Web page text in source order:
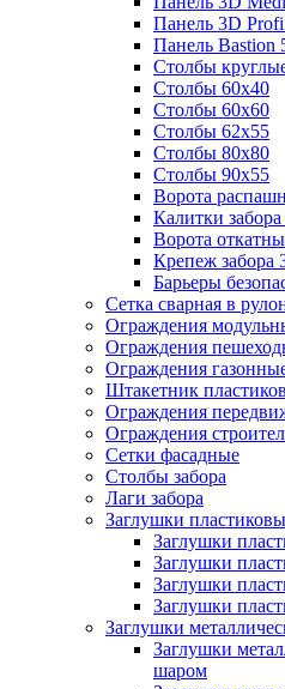
Панель 3D
Панель Bastion
Столбы
Столбы 60х40
Столбы 60х60
Столбы 62х55
Столбы 80х80
Столбы 90х55
Ворота
Калитки
Ворота
Крепеж забора
Барьеры
Сетка сварная в
Ограждения
Ограждения
Ограждения
Штакетник
Ограждения
Ограждения
Сетки фасадные
Столбы забора
Лаги забора
Заглушки
Заглушки
Заглушки
Заглушки
Заглушки
Заглушки
Заглушки
шаром